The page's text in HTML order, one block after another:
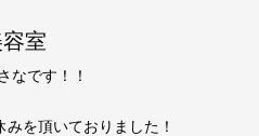
室
なです！！
を頂いておりました！